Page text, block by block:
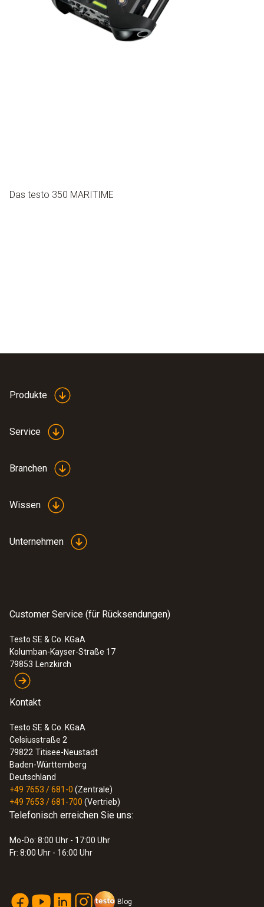
Das testo 350 MARITIME
Produkte
Service
Branchen
Wissen
Unternehmen
Customer Service (für Rücksendungen)
Testo SE & Co. KGaA
Kolumban-Kayser-Straße 17
79853 Lenzkirch
Kontakt
Testo SE & Co. KGaA
Celsiusstraße 2
79822 Titisee-Neustadt
Baden-Württemberg
Deutschland
+49 7653 / 681-0 (Zentrale)
+49 7653 / 681-700 (Vertrieb)
Telefonisch erreichen Sie uns:
Mo-Do: 8:00 Uhr - 17:00 Uhr
Fr: 8:00 Uhr - 16:00 Uhr
Blog